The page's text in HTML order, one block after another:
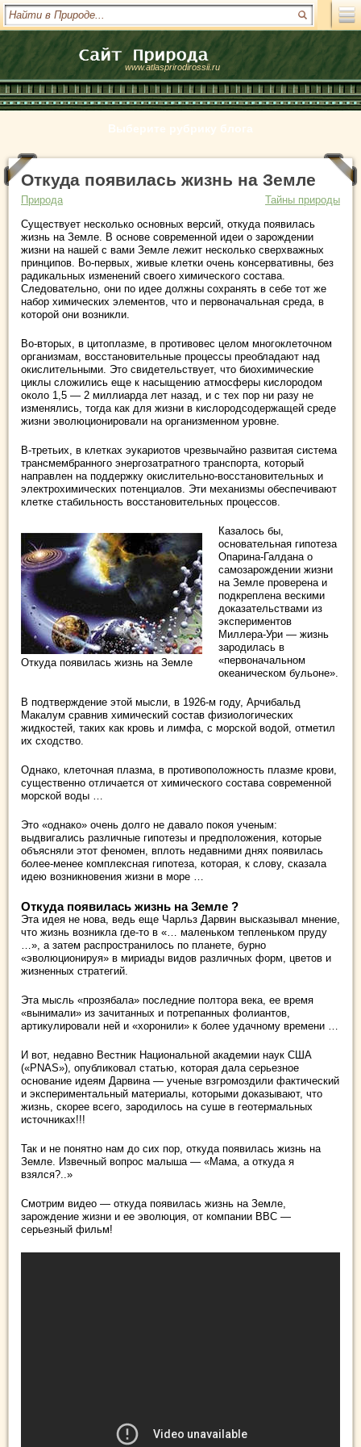
www.atlasprirodirossii.ru
Выберите рубрику блога
Откуда появилась жизнь на Земле
Природа
Тайны природы
Существует несколько основных версий, откуда появилась
жизнь на Земле. В основе современной идеи о зарождении
жизни на нашей с вами Земле лежит несколько сверхважных
принципов. Во-первых, живые клетки очень консервативны, без
радикальных изменений своего химического состава.
Следовательно, они по идее должны сохранять в себе тот же
набор химических элементов, что и первоначальная среда, в
которой они возникли.
Во-вторых, в цитоплазме, в противовес целом многоклеточном
организмам, восстановительные процессы преобладают над
окислительными. Это свидетельствует, что биохимические
циклы сложились еще к насыщению атмосферы кислородом
около 1,5 — 2 миллиарда лет назад, и с тех пор ни разу не
изменялись, тогда как для жизни в кислородсодержащей среде
жизни эволюционировали на организменном уровне.
В-третьих, в клетках эукариотов чрезвычайно развитая система
трансмембранного энергозатратного транспорта, который
направлен на поддержку окислительно-восстановительных и
электрохимических потенциалов. Эти механизмы обеспечивают
клетке стабильность восстановительных процессов.
Откуда появилась жизнь на Земле
Казалось бы,
основательная гипотеза
Опарина-Галдана о
самозарождении жизни
на Земле проверена и
подкреплена вескими
доказательствами из
экспериментов
Миллера-Ури — жизнь
зародилась в
«первоначальном
океаническом бульоне».
В подтверждение этой мысли, в 1926-м году, Арчибальд
Макалум сравнив химический состав физиологических
жидкостей, таких как кровь и лимфа, с морской водой, отметил
их сходство.
Однако, клеточная плазма, в противоположность плазме крови,
существенно отличается от химического состава современной
морской воды …
Это «однако» очень долго не давало покоя ученым:
выдвигались различные гипотезы и предположения, которые
объясняли этот феномен, вплоть недавними днях появилась
более-менее комплексная гипотеза, которая, к слову, сказала
идею возникновения жизни в море …
Откуда появилась жизнь на Земле ?
Эта идея не нова, ведь еще Чарльз Дарвин высказывал мнение,
что жизнь возникла где-то в «… маленьком тепленьком пруду
…», а затем распространилось по планете, бурно
«эволюционируя» в мириады видов различных форм, цветов и
жизненных стратегий.
Эта мысль «прозябала» последние полтора века, ее время
«вынимали» из зачитанных и потрепанных фолиантов,
артикулировали ней и «хоронили» к более удачному времени …
И вот, недавно Вестник Национальной академии наук США
(«PNAS»), опубликовал статью, которая дала серьезное
основание идеям Дарвина — ученые взгромоздили фактический
и экспериментальный материалы, которыми доказывают, что
жизнь, скорее всего, зародилось на суше в геотермальных
источниках!!!
Так и не понятно нам до сих пор, откуда появилась жизнь на
Земле. Извечный вопрос малыша — «Мама, а откуда я
взялся?..»
Смотрим видео — откуда появилась жизнь на Земле,
зарождение жизни и ее эволюция, от компании ВВС —
серьезный фильм!